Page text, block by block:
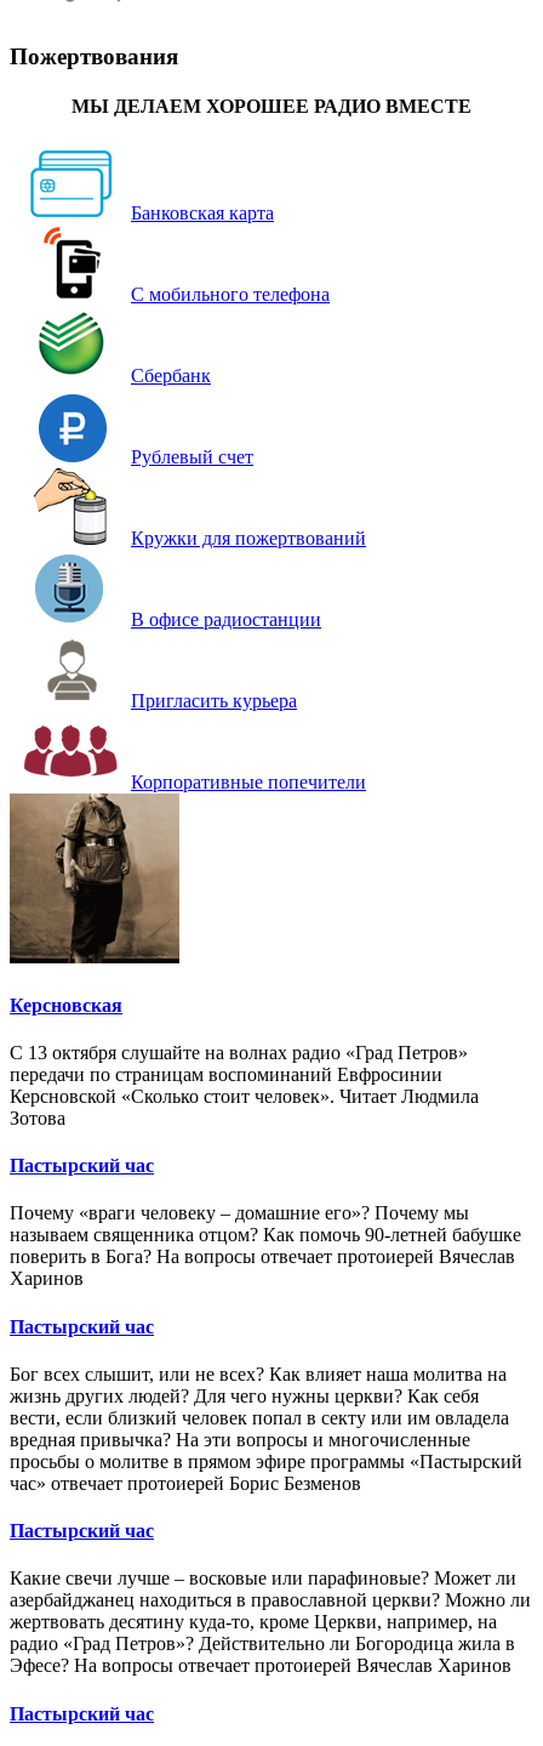
Пожертвования
МЫ ДЕЛАЕМ ХОРОШЕЕ РАДИО ВМЕСТЕ
Банковская карта
С мобильного телефона
Сбербанк
Рублевый счет
Кружки для пожертвований
В офисе радиостанции
Пригласить курьера
Корпоративные попечители
Керсновская
С 13 октября слушайте на волнах радио «Град Петров»
передачи по страницам воспоминаний Евфросинии
Керсновской «Сколько стоит человек». Читает Людмила
Зотова
Пастырский час
Почему «враги человеку – домашние его»? Почему мы
называем священника отцом? Как помочь 90-летней бабушке
поверить в Бога? На вопросы отвечает протоиерей Вячеслав
Харинов
Пастырский час
Бог всех слышит, или не всех? Как влияет наша молитва на
жизнь других людей? Для чего нужны церкви? Как себя
вести, если близкий человек попал в секту или им овладела
вредная привычка? На эти вопросы и многочисленные
просьбы о молитве в прямом эфире программы «Пастырский
час» отвечает протоиерей Борис Безменов
Пастырский час
Какие свечи лучше – восковые или парафиновые? Может ли
азербайджанец находиться в православной церкви? Можно ли
жертвовать десятину куда-то, кроме Церкви, например, на
радио «Град Петров»? Действительно ли Богородица жила в
Эфесе? На вопросы отвечает протоиерей Вячеслав Харинов
Пастырский час